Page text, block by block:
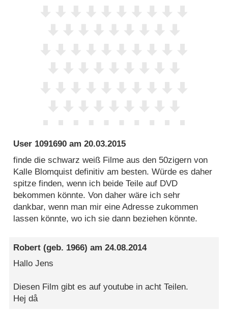
User 1091690 am20.03.2015
finde die schwarz weiß Filme aus den 50zigern von
Kalle Blomquist definitiv am besten. Würde es daher
spitze finden, wenn ich beide Teile auf DVD
bekommen könnte. Von daher wäre ich sehr
dankbar, wenn man mir eine Adresse zukommen
lassen könnte, wo ich sie dann beziehen könnte.
Robert (geb. 1966) am24.08.2014
Hallo Jens
Diesen Film gibt es auf youtube in acht Teilen.
Hej då